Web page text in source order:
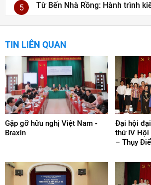
5 Từ Bến Nhà Rồng: Hành trình
TIN LIÊN QUAN
Gặp gỡ hữu nghị Việt Nam -
Braxin
Đại hội
thứ IV Hội
– Thụy